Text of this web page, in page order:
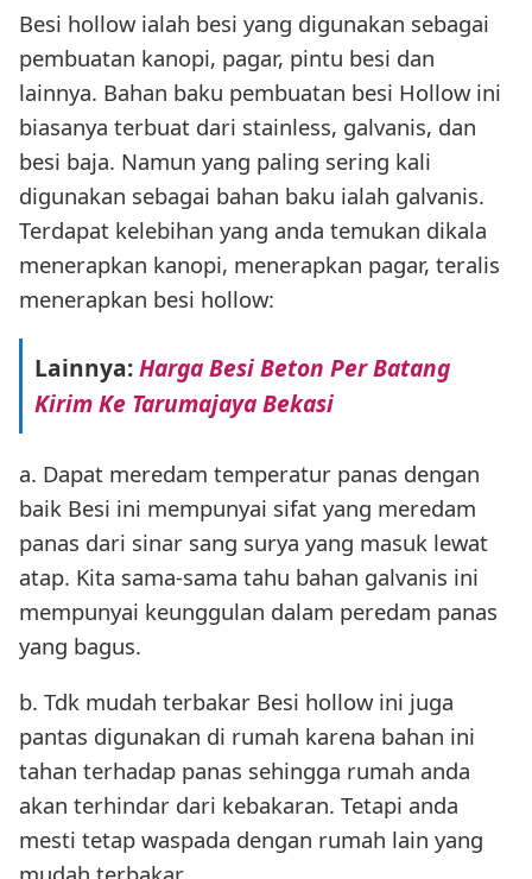
Besi hollow ialah besi yang digunakan sebagai
pembuatan kanopi, pagar, pintu besi dan
lainnya. Bahan baku pembuatan besi Hollow ini
biasanya terbuat dari stainless, galvanis, dan
besi baja. Namun yang paling sering kali
digunakan sebagai bahan baku ialah galvanis.
Terdapat kelebihan yang anda temukan dikala
menerapkan kanopi, menerapkan pagar, teralis
menerapkan besi hollow:
Lainnya:Harga Besi Beton Per Batang
Kirim Ke Tarumajaya Bekasi
a. Dapat meredam temperatur panas dengan
baik Besi ini mempunyai sifat yang meredam
panas dari sinar sang surya yang masuk lewat
atap. Kita sama-sama tahu bahan galvanis ini
mempunyai keunggulan dalam peredam panas
yang bagus.
b. Tdk mudah terbakar Besi hollow ini juga
pantas digunakan di rumah karena bahan ini
tahan terhadap panas sehingga rumah anda
akan terhindar dari kebakaran. Tetapi anda
mesti tetap waspada dengan rumah lain yang